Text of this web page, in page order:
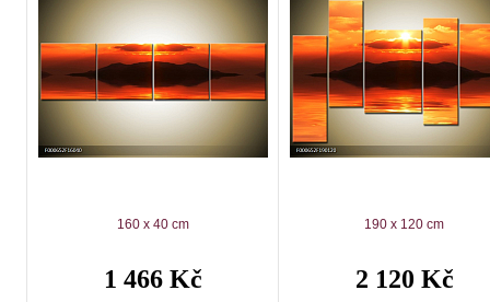
160 x 40 cm
1 466 Kč
190 x 120 cm
2 120 Kč